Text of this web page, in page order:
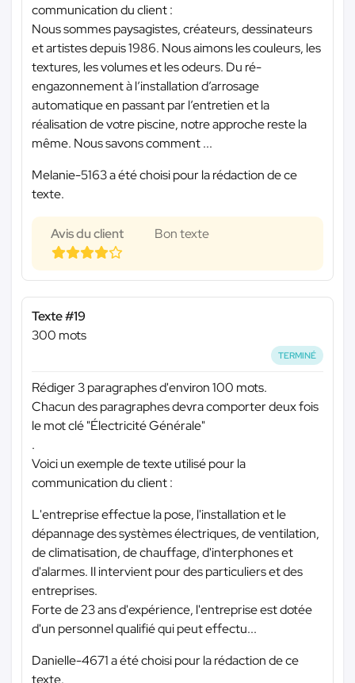
communication du client :
Nous sommes paysagistes, créateurs, dessinateurs
et artistes depuis 1986. Nous aimons les couleurs, les
textures, les volumes et les odeurs. Du ré-
engazonnement à l’installation d’arrosage
automatique en passant par l’entretien et la
réalisation de votre piscine, notre approche reste la
même. Nous savons comment ...
Melanie-5163 a été choisi pour la rédaction de ce
texte.
Avis du client Bon texte
Texte #19
300 mots
TERMINÉ
Rédiger 3 paragraphes d'environ 100 mots.
Chacun des paragraphes devra comporter deux fois
le mot clé "Électricité Générale"
.
Voici un exemple de texte utilisé pour la
communication du client :
L'entreprise effectue la pose, l'installation et le
dépannage des systèmes électriques, de ventilation,
de climatisation, de chauffage, d'interphones et
d'alarmes. Il intervient pour des particuliers et des
entreprises.
Forte de 23 ans d'expérience, l'entreprise est dotée
d'un personnel qualifié qui peut effectu...
Danielle-4671 a été choisi pour la rédaction de ce
texte.